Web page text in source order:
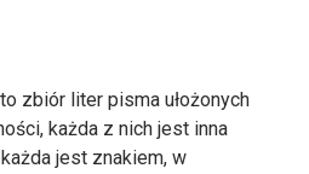
zbiór liter pisma ułożonych
każda z nich jest inna
jest znakiem, w